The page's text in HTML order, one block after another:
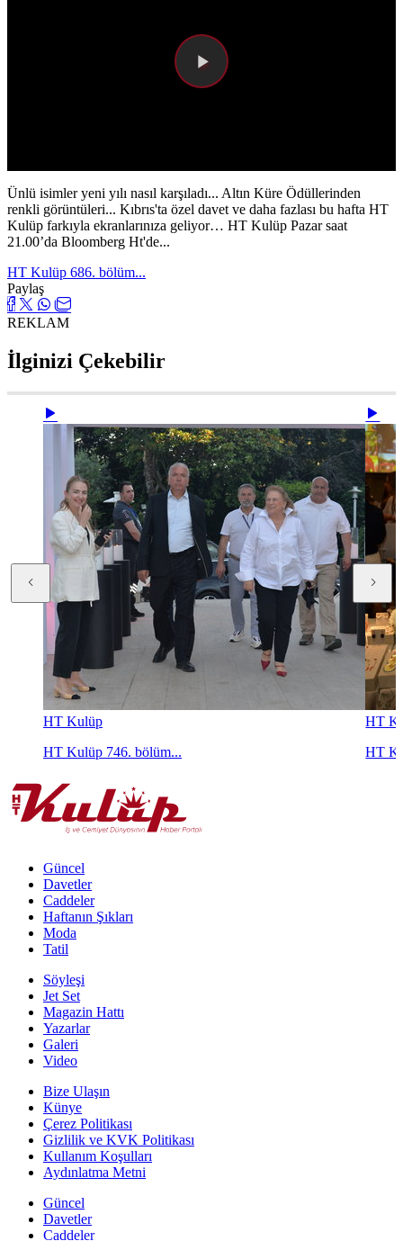
Videoyu
Ünlü isimler yeni yılı nasıl karşıladı... Altın Küre Ödüllerinden
renkli görüntüleri... Kıbrıs'ta özel davet ve daha fazlası bu hafta HT
Kulüp farkıyla ekranlarınıza geliyor… HT Kulüp Pazar saat
21.00’da Bloomberg Ht'de...
HT Kulüp 686. bölüm...
Paylaş
REKLAM
İlginizi Çekebilir
HT Kulüp
HT Kulüp 746. bölüm...
HT
HT
Güncel
Davetler
Caddeler
Haftanın Şıkları
Moda
Tatil
Söyleşi
Jet Set
Magazin Hattı
Yazarlar
Galeri
Video
Bize Ulaşın
Künye
Çerez Politikası
Gizlilik ve KVK Politikası
Kullanım Koşulları
Aydınlatma Metni
Güncel
Davetler
Caddeler